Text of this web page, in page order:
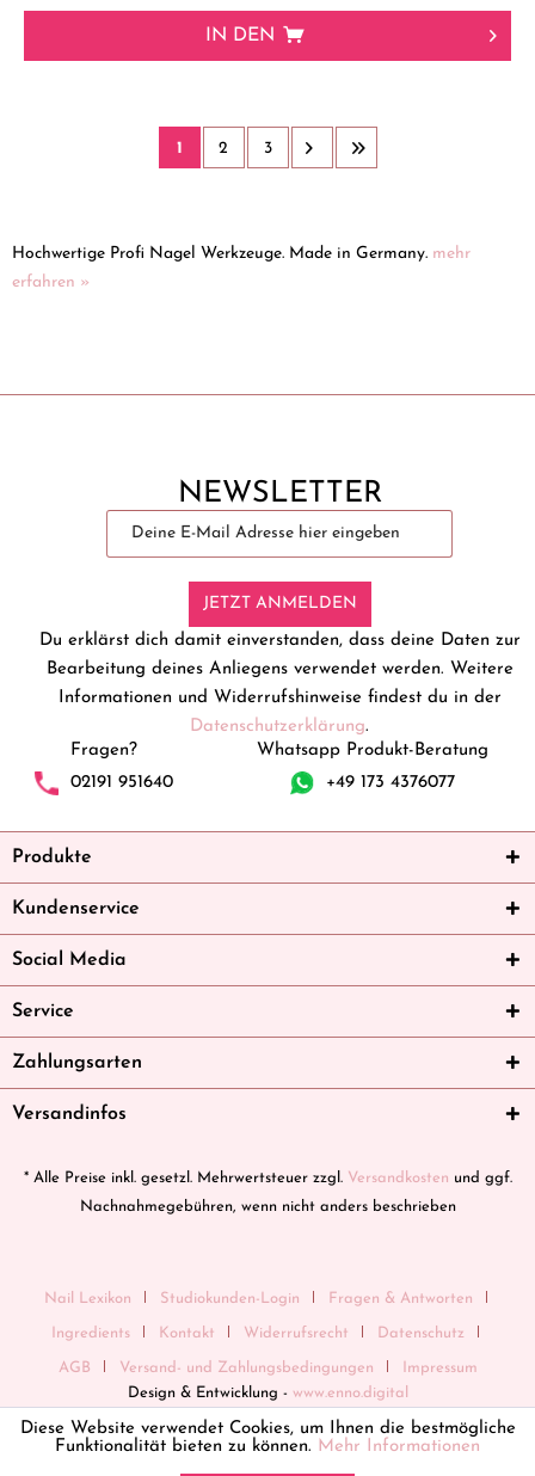
IN DEN
1 2 3
Hochwertige Profi Nagel Werkzeuge. Made in Germany. mehr
erfahren »
NEWSLETTER
JETZT ANMELDEN
Du erklärst dich damit einverstanden, dass deine Daten zur
Bearbeitung deines Anliegens verwendet werden. Weitere
Informationen und Widerrufshinweise findest du in der
Datenschutzerklärung.
Fragen?
02191 951640
Whatsapp Produkt-Beratung
+49 173 4376077
Produkte
Kundenservice
Social Media
Service
Zahlungsarten
Versandinfos
* Alle Preise inkl. gesetzl. Mehrwertsteuer zzgl. Versandkosten und ggf.
Nachnahmegebühren, wenn nicht anders beschrieben
Nail Lexikon Studiokunden-Login Fragen & Antworten
Ingredients Kontakt Widerrufsrecht Datenschutz
AGB Versand- und Zahlungsbedingungen
Impressum
Design & Entwicklung - www.enno.digital
Diese Website verwendet Cookies, um Ihnen die bestmögliche
Funktionalität bieten zu können. Mehr Informationen